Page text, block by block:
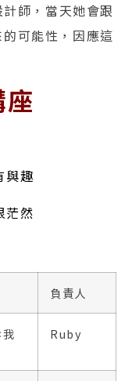
師，當天她會跟
可能性，因應這
與趣
茫然
負責人
Ruby